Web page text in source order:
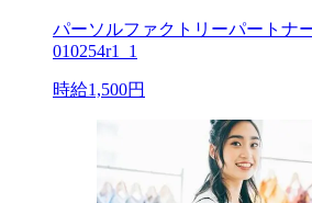
パーソルファクトリーパートナ
010254r1_1
時給1,500円